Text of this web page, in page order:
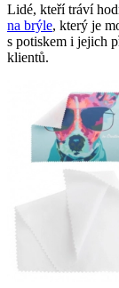
Lidé, kteří tráví
na brýle, který je
s potiskem i jejich
klientů.